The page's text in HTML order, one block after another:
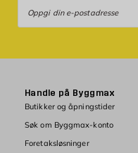
Handle på Byggmax
Butikker og åpningstider
Søk om Byggmax-konto
Foretaksløsninger